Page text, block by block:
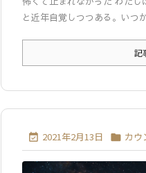
と近年自覚しつつある。いつ
記
 2021年2月13日  カウ